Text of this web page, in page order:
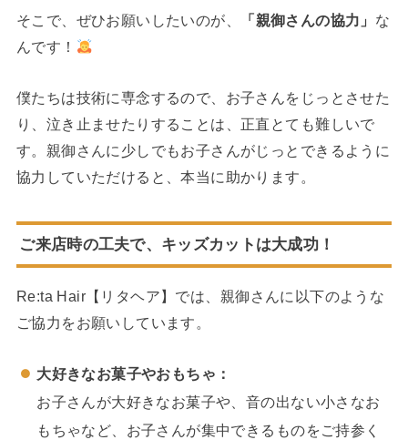
そこで、ぜひお願いしたいのが、 「親御さんの協力」 な
んです！
僕たちは技術に専念するので、お子さんをじっとさせた
り、泣き止ませたりすることは、正直とても難しいで
す。親御さんに少しでもお子さんがじっとできるように
協力していただけると、本当に助かります。
ご来店時の工夫で、キッズカットは大成功！
Re:ta Hair【リタヘア】では、親御さんに以下のような
ご協力をお願いしています。
大好きなお菓子やおもちゃ：
お子さんが大好きなお菓子や、音の出ない小さなお
もちゃなど、お子さんが集中できるものをご持参く